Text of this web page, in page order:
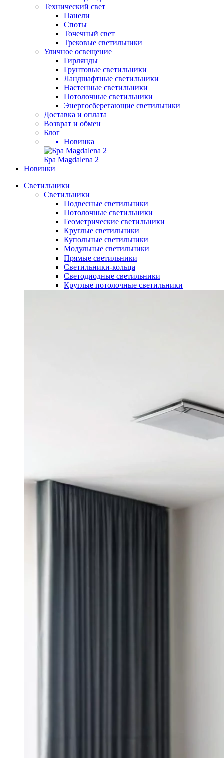
Технический свет
Панели
Споты
Точечный свет
Трековые светильники
Уличное освещение
Гирлянды
Грунтовые светильники
Ландшафтные светильники
Настенные светильники
Потолочные светильники
Энергосберегающие светильники
Доставка и оплата
Возврат и обмен
Блог
Новинка
Бра Magdalena 2
Новинки
Светильники
Светильники
Подвесные светильники
Потолочные светильники
Геометрические светильники
Круглые светильники
Купольные светильники
Модульные светильники
Прямые светильники
Светильники-кольца
Светодиодные светильники
Круглые потолочные светильники